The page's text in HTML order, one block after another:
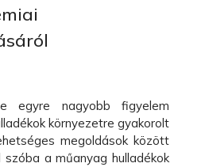
egyre nagyobb figyelem
környezetre gyakorolt
megoldások között
a műanyag hulladékok